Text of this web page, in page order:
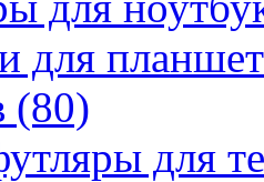
для
(80)
для